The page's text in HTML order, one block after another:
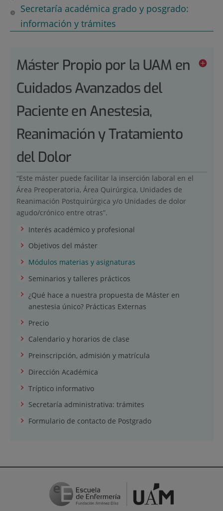
Secretaría académica grado y posgrado:
información y trámites
Máster Propio por la UAM en
Cuidados Avanzados del
Paciente en Anestesia,
Reanimación y Tratamiento
del Dolor
“Este máster puede facilitar la inserción laboral en el
Área Preoperatoria, Área Quirúrgica, Unidades de
Reanimación Postquirúrgica y/o Unidades de dolor
agudo/crónico entre otras”.
Interés académico y profesional
Objetivos del máster
Módulos materias y asignaturas
Seminarios y talleres prácticos
¿Qué hace a nuestra propuesta de Máster en
anestesia único? Prácticas Externas
Precio
Calendario y horarios de clase
Preinscripción, admisión y matrícula
Dirección Académica
Tríptico informativo
Secretaría administrativa: trámites
Formulario de contacto de Postgrado